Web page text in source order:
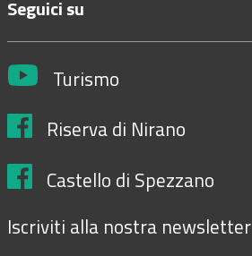
Seguici su
Turismo
Riserva di Nirano
Castello di Spezzano
Iscriviti alla nostra newsletter